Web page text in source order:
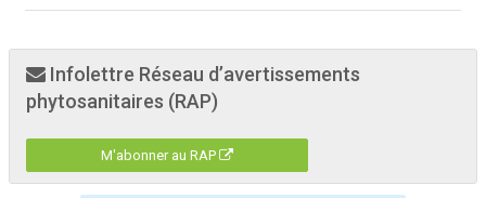
Infolettre Réseau d’avertissements
phytosanitaires (RAP)
M'abonner au RAP